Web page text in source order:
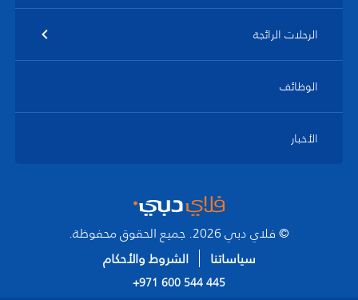
الرحلات الرائجة
الوظائف
الأخبار
© فلاي دبي 2026. جميع الحقوق محفوظة.
سياساتنا
الشروط والأحكام
+971 600 544 445